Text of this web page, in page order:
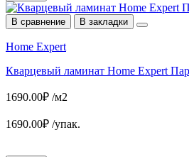
В сравнение В закладки
Home Expert
Кварцевый ламинат Home Expert
1690.00₽ /м2
1690.00₽ /упак.